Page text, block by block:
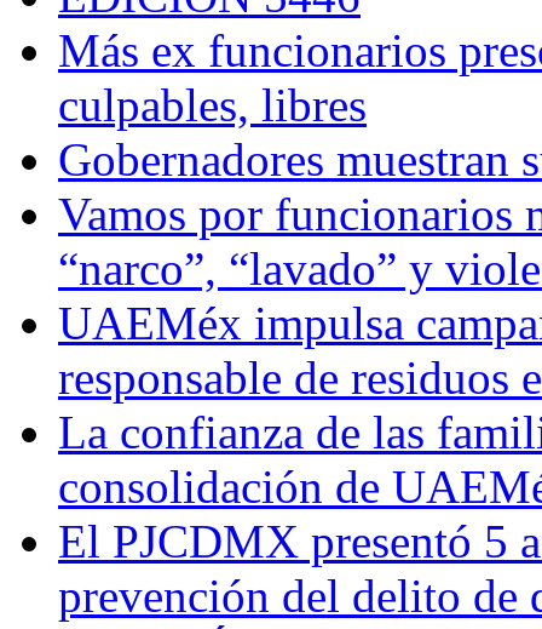
Más ex funcionarios
culpables, libres
Gobernadores muestran
Vamos por funcionarios
“narco”, “lavado” y
UAEMéx impulsa
responsable de residuos
La confianza de las
consolidación de
El PJCDMX presentó 5
prevención del delito de